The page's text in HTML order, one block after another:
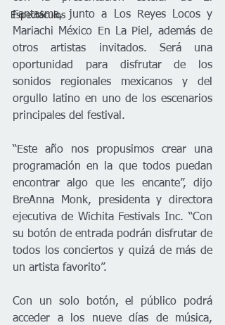
Espectáculos
Fantasma, junto a Los Reyes Locos y
Mariachi México En La Piel, además de
otros artistas invitados. Será una
oportunidad para disfrutar de los
sonidos regionales mexicanos y del
orgullo latino en uno de los escenarios
principales del festival.
“Este año nos propusimos crear una
programación en la que todos puedan
encontrar algo que les encante”, dijo
BreAnna Monk, presidenta y directora
ejecutiva de Wichita Festivals Inc. “Con
su botón de entrada podrán disfrutar de
todos los conciertos y quizá de más de
un artista favorito”.
Con un solo botón, el público podrá
acceder a los nueve días de música,